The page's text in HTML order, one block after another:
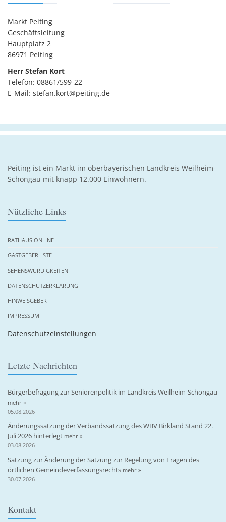
Markt Peiting
Geschäftsleitung
Hauptplatz 2
86971 Peiting
Herr Stefan Kort
Telefon: 08861/599-22
E-Mail: stefan.kort@peiting.de
Peiting ist ein Markt im oberbayerischen Landkreis Weilheim-
Schongau mit knapp 12.000 Einwohnern.
Nützliche Links
RATHAUS ONLINE
GASTGEBERLISTE
SEHENSWÜRDIGKEITEN
DATENSCHUTZERKLÄRUNG
HINWEISGEBER
IMPRESSUM
Datenschutzeinstellungen
Letzte Nachrichten
Bürgerbefragung zur Seniorenpolitik im Landkreis Weilheim-Schongau
mehr »
05.08.2026
Änderungssatzung der Verbandssatzung des WBV Birkland Stand 22.
Juli 2026 hinterlegt mehr »
03.08.2026
Satzung zur Änderung der Satzung zur Regelung von Fragen des
örtlichen Gemeindeverfassungsrechts mehr »
30.07.2026
Kontakt